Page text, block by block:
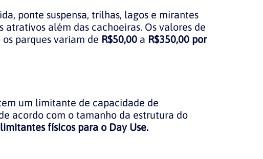
ponte suspensa, trilhas, lagos e mirantes
atrativos além das cachoeiras. Os valores de
parques variam de R$50,00a R$350,00 por
um limitante de capacidade de
acordo com o tamanho da estrutura do
físicos para o Day Use.